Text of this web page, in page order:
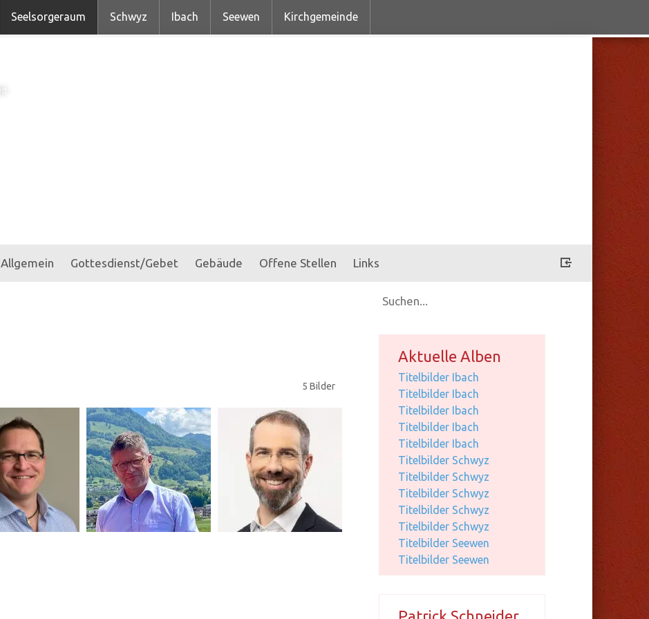
Seelsorgeraum Schwyz Ibach Seewen Kirchgemeinde
Allgemein Gottesdienst/Gebet Gebäude Offene Stellen Links
Aktuelle Alben
Titelbilder Ibach
Titelbilder Ibach
Titelbilder Ibach
Titelbilder Ibach
Titelbilder Ibach
Titelbilder Schwyz
Titelbilder Schwyz
Titelbilder Schwyz
Titelbilder Schwyz
Titelbilder Schwyz
Titelbilder Seewen
Titelbilder Seewen
5 Bilder